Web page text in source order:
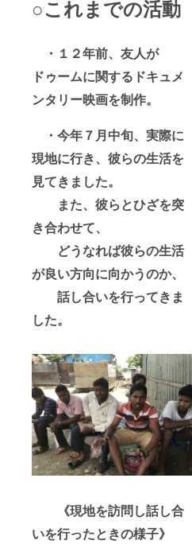
○これまでの活動
・１２年前、友人が
ドゥームに関するドキュメ
ンタリー映画を制作。
・今年７月中旬、実際に
現地に行き、彼らの生活を
見てきました。
また、彼らとひざを突
き合わせて、
どうなれば彼らの生活
が良い方向に向かうのか、
話し合いを行ってきま
した。
《現地を訪問し話し合
いを行ったときの様子》